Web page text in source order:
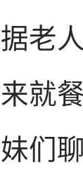
老
就
们